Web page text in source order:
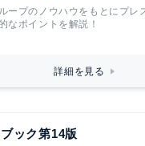
ープのノウハウをもとにプレ
なポイントを解説！
詳細を見る
ック第14版